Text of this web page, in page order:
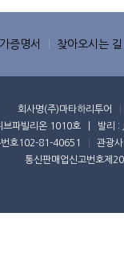
증명서 찾아오시는 길
회사명(주)마타하리투어
브파빌리온 1010호 | 발
호102-81-40651 관광
통신판매업신고번호제